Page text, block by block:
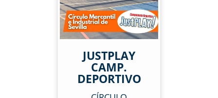
JUSTPLAY
CAMP.
DEPORTIVO